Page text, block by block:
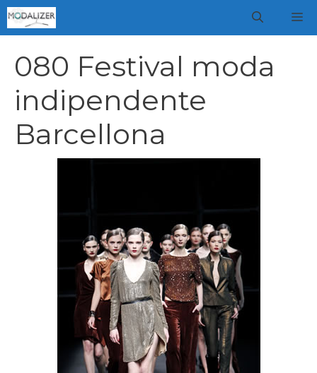
Vai
al
080 Festival moda
indipendente
Barcellona